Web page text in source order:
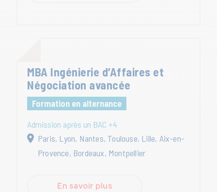
MBA Ingénierie d’Affaires et
Négociation avancée
Formation en alternance
Admission après un BAC +4
Paris, Lyon, Nantes, Toulouse, Lille, Aix-en-
Provence, Bordeaux, Montpellier
En savoir plus